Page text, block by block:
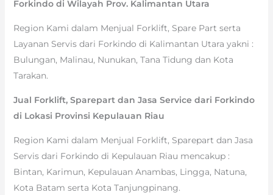
Forkindo di Wilayah Prov. Kalimantan Utara
Region Kami dalam Menjual Forklift, Spare Part serta
Layanan Servis dari Forkindo di Kalimantan Utara yakni :
Bulungan, Malinau, Nunukan, Tana Tidung dan Kota
Tarakan.
Jual Forklift, Sparepart dan Jasa Service dari Forkindo
di Lokasi Provinsi Kepulauan Riau
Region Kami dalam Menjual Forklift, Sparepart dan Jasa
Servis dari Forkindo di Kepulauan Riau mencakup :
Bintan, Karimun, Kepulauan Anambas, Lingga, Natuna,
Kota Batam serta Kota Tanjungpinang.